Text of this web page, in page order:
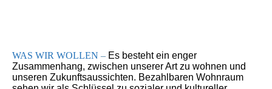
WAS WIR WOLLEN – Es besteht ein enger
Zusammenhang, zwischen unserer Art zu wohnen und
unseren Zukunftsaussichten. Bezahlbaren Wohnraum